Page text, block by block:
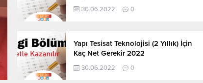
Yerel Yönetimler (2 Yıllık) İçin Kaç
Net Gerekir 2022
30.06.2022 0
Yapı Tesisat Teknolojisi (2 Yıllık) İçin
Kaç Net Gerekir 2022
30.06.2022 0